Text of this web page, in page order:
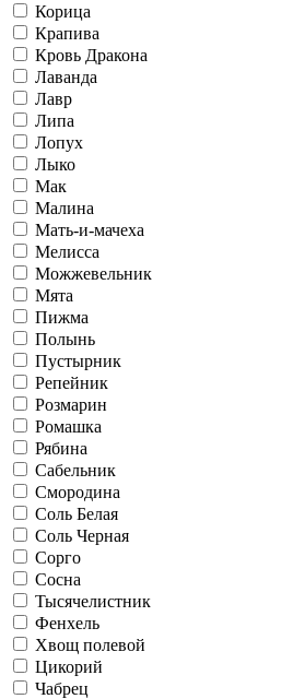
Корица
Крапива
Кровь Дракона
Лаванда
Лавр
Липа
Лопух
Лыко
Мак
Малина
Мать-и-мачеха
Мелисса
Можжевельник
Мята
Пижма
Полынь
Пустырник
Репейник
Розмарин
Ромашка
Рябина
Сабельник
Смородина
Соль Белая
Соль Черная
Сорго
Сосна
Тысячелистник
Фенхель
Хвощ полевой
Цикорий
Чабрец